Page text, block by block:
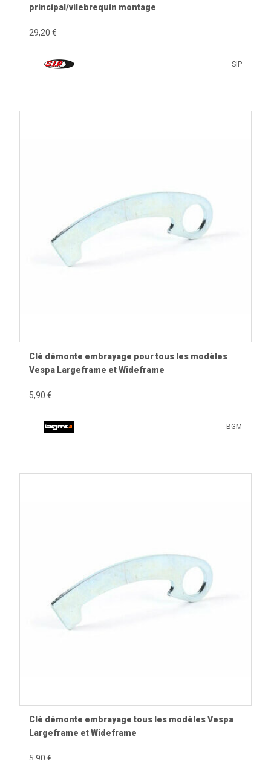
principal/vilebrequin montage
29,20 €
SIP
Clé démonte embrayage pour tous les modèles
Vespa Largeframe et Wideframe
5,90 €
BGM
Clé démonte embrayage tous les modèles Vespa
Largeframe et Wideframe
5,90 €